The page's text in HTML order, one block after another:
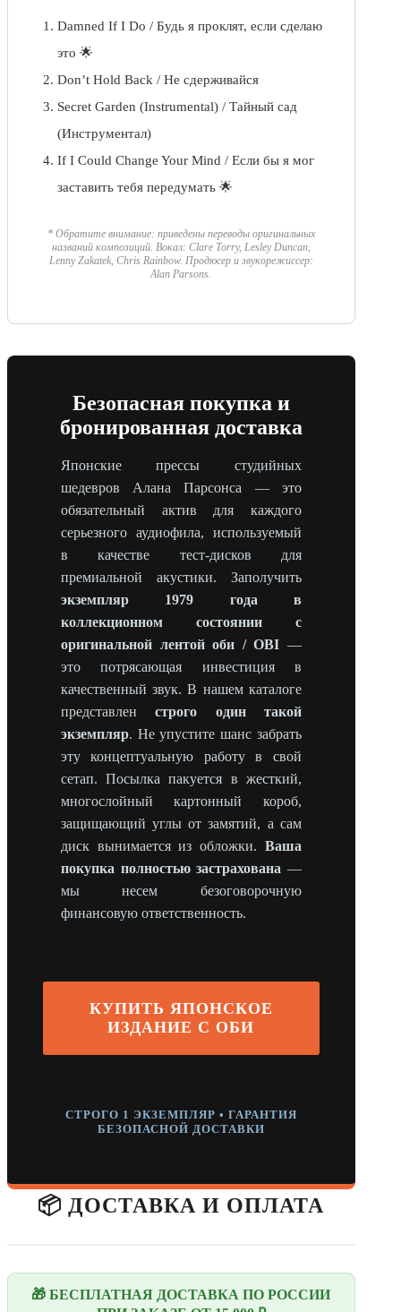
Damned If I Do / Будь я проклят, если сделаю
это 🌟
Don’t Hold Back / Не сдерживайся
Secret Garden (Instrumental) / Тайный сад
(Инструментал)
If I Could Change Your Mind / Если бы я мог
заставить тебя передумать 🌟
* Обратите внимание: приведены переводы оригинальных
названий композиций. Вокал: Clare Torry, Lesley Duncan,
Lenny Zakatek, Chris Rainbow. Продюсер и звукорежиссер:
Alan Parsons.
Безопасная покупка и
бронированная доставка
Японские прессы студийных
шедевров Алана Парсонса — это
обязательный актив для каждого
серьезного аудиофила, используемый
в качестве тест-дисков для
премиальной акустики. Заполучить
экземпляр 1979 года в
коллекционном состоянии с
оригинальной лентой оби / OBI —
это потрясающая инвестиция в
качественный звук. В нашем каталоге
представленстрого один такой
экземпляр. Не упустите шанс забрать
эту концептуальную работу в свой
сетап. Посылка пакуется в жесткий,
многослойный картонный короб,
защищающий углы от замятий, а сам
диск вынимается из обложки. Ваша
покупка полностью застрахована —
мы несем безоговорочную
финансовую ответственность.
КУПИТЬ ЯПОНСКОЕ
ИЗДАНИЕ С ОБИ
СТРОГО 1 ЭКЗЕМПЛЯР • ГАРАНТИЯ
БЕЗОПАСНОЙ ДОСТАВКИ
📦 ДОСТАВКА И ОПЛАТА
🎁 БЕСПЛАТНАЯ ДОСТАВКА ПО РОССИИ